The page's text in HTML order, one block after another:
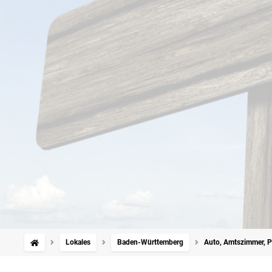
Lokales Baden-Württemberg Auto, Amtszimmer,